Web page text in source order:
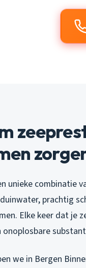
unieke combinatie
prachtig
Elke keer dat je
we in Bergen